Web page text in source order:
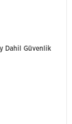
Dahil Güvenlik